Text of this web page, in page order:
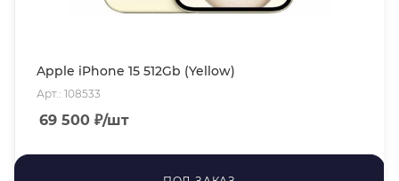
Apple iPhone 15 512Gb (Yellow)
Арт.: 108533
69 500 ₽/шт